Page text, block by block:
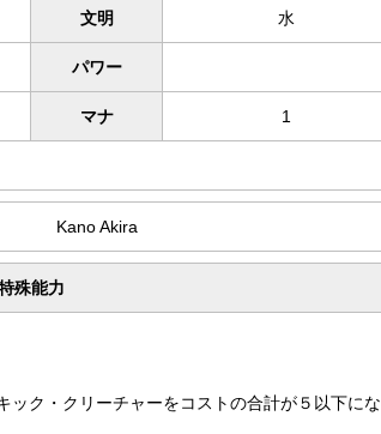
文明 水
パワー
マナ 1
Kano Akira
殊能力
ク・クリーチャーをコストの合計が５以下にな